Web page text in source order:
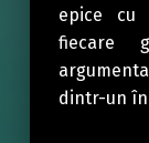
epice cu
fiecare
dintr-un